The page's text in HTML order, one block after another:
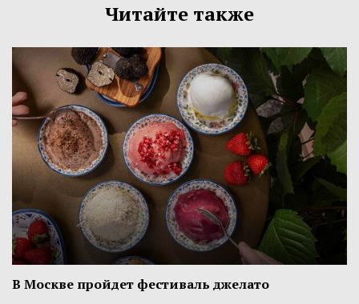
Читайте также
В Москве пройдет фестиваль джелато